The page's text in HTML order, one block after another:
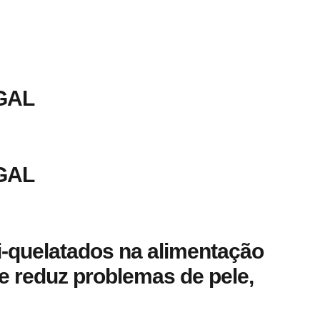
na alimentação
reduz problemas de pele,